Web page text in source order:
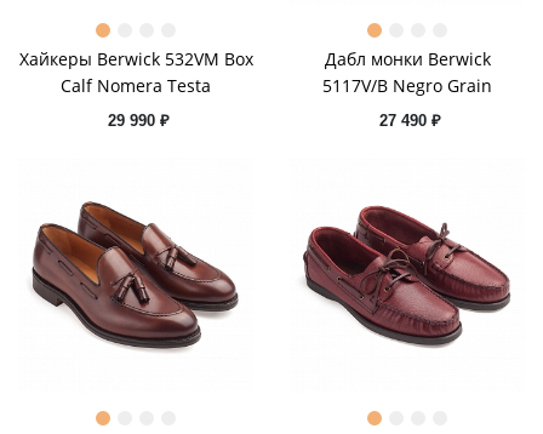
Хайкеры Berwick 532VM Box
Calf Nomera Testa
29 990 ₽
Дабл монки Berwick
5117V/B Negro Grain
27 490 ₽